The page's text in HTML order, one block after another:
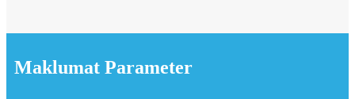
Maklumat Parameter